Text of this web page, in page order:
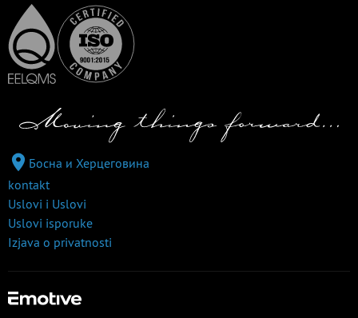
Босна и Херцеговина
kontakt
Uslovi i Uslovi
Uslovi isporuke
Izjava o privatnosti